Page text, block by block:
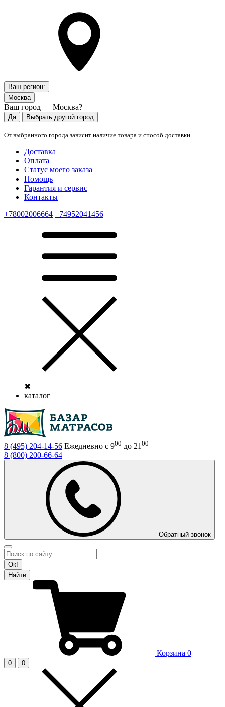
Ваш регион:
Москва
Ваш город — Москва?
Да Выбрать другой город
От выбранного города зависит наличие товара и способ доставки
Доставка
Оплата
Статус моего заказа
Помощь
Гарантия и сервис
Контакты
+78002006664 +74952041456
✖
каталог
8 (495) 204-14-56 Ежедневно с 900 до 21 00
8 (800) 200-66-64
Обратный звонок
Ок!
Найти
Корзина 0
0 0